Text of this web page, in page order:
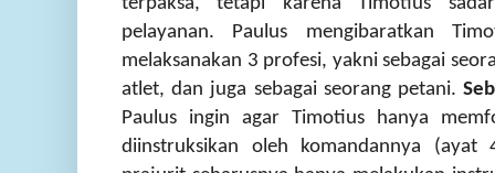
pelayanan. Paulus mengibaratkan
melaksanakan 3 profesi, yakni sebagai
atlet, dan juga sebagai seorang petani.
Paulus ingin agar Timotius hanya
diinstruksikan oleh komandannya (ayat